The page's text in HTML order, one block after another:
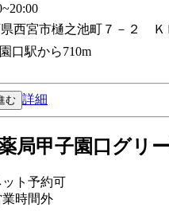
西宮市樋之池町７－２ Ｋ
口駅から710m
む 詳細
局甲子園口グリ
ット予約可
業時間外